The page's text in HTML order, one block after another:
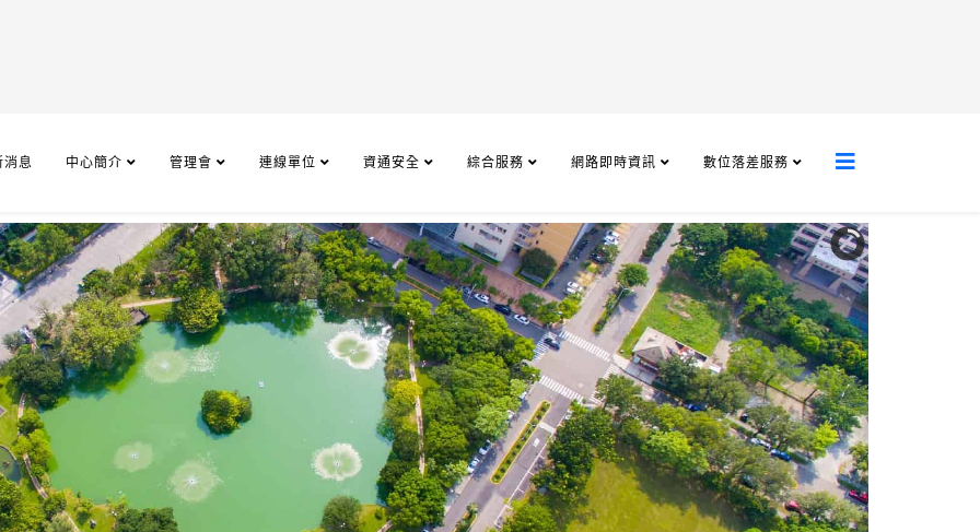
消息 中心簡介 管理會 連線單位 資通安全 綜合服務 網路即時資訊 數位落差服務